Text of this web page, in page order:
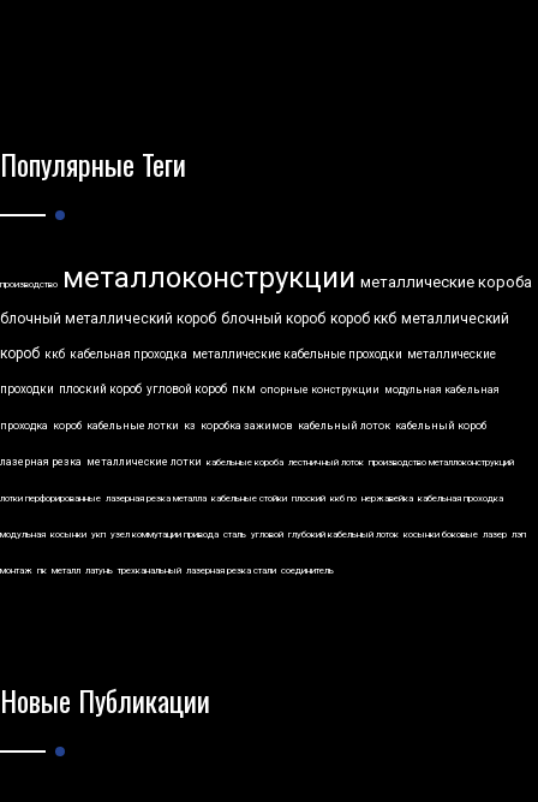
Популярные Теги
производство металлоконструкции металлические короба
блочный металлический короб блочный короб короб ккб металлический
короб ккб кабельная проходка металлические кабельные проходки металлические
проходки плоский короб угловой короб пкм опорные конструкции модульная кабельная
проходка короб кабельные лотки кз коробка зажимов кабельный лоток кабельный короб
лазерная резка металлические лотки кабельные короба лестничный лоток производство металлоконструкций
лотки перфорированные лазерная резка металла кабельные стойки плоский ккб по нержавейка кабельная проходка
модульная косынки укп узел коммутации привода сталь угловой глубокий кабельный лоток косынки боковые лазер лэп
монтаж пк металл латунь трехканальный лазерная резка стали соединитель
Новые Публикации